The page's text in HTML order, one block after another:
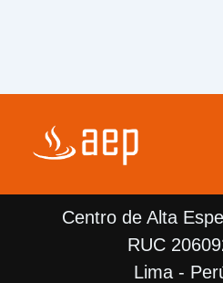
Centro de Alta
RUC
Lima -